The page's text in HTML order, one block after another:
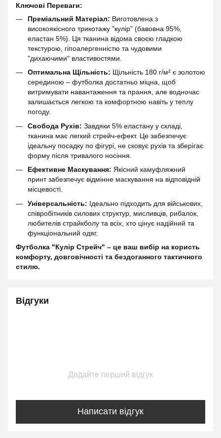
Ключові Переваги:
Преміальний Матеріал: Виготовлена з
високоякісного трикотажу "кулір" (бавовна 95%,
еластан 5%). Ця тканина відома своєю гладкою
текстурою, гіпоалергенністю та чудовими
"дихаючими" властивостями.
Оптимальна Щільність: Щільність 180 г/м² є золотою
серединою – футболка достатньо міцна, щоб
витримувати навантаження та прання, але водночас
залишається легкою та комфортною навіть у теплу
погоду.
Свобода Рухів: Завдяки 5% еластану у складі,
тканина має легкий стрейч-ефект. Це забезпечує
ідеальну посадку по фігурі, не сковує рухів та зберігає
форму після тривалого носіння.
Ефективне Маскування: Якісний камуфляжний
принт забезпечує відмінне маскування на відповідній
місцевості.
Універсальність: Ідеально підходить для військових,
співробітників силових структур, мисливців, рибалок,
любителів страйкболу та всіх, хто цінує надійний та
функціональний одяг.
Футболка "Кулір Стрейч" – це ваш вибір на користь
комфорту, довговічності та бездоганного тактичного
стилю.
Відгуки
Додайте перший відгук
Написати відгук